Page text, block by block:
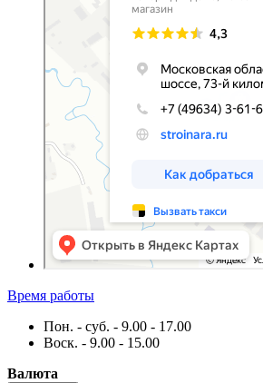
Время работы
Пон. - суб. - 9.00 - 17.00
Воск. - 9.00 - 15.00
Валюта